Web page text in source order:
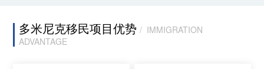
多米尼克移民项目优势/ IMMIGRATION
ADVANTAGE